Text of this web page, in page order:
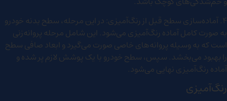
4. آماده‌سازی سطح قبل از رنگ‌آمیزی: در این مرحله، سطح بدنه خودرو
به صورت کامل آماده رنگ‌آمیزی می‌شود. این شامل مرحله پروانه‌زنی
است که به وسیله پروانه‌های خاصی صورت می‌گیرد و ابعاد صافی سطح
را بهبود می‌بخشد. سپس، سطح خودرو با یک پوشش لازم پر شده و
آماده رنگ‌آمیزی نهایی می‌شود.
رنگ‌آمیزی